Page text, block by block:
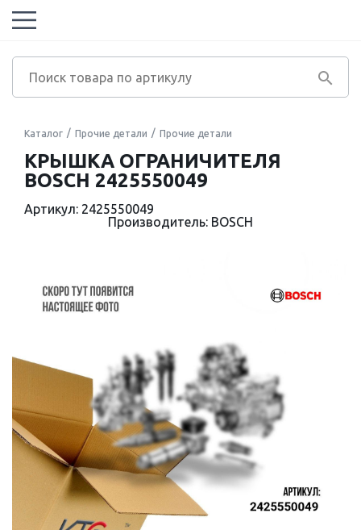
Каталог Прочие детали Прочие детали
КРЫШКА ОГРАНИЧИТЕЛЯ
BOSCH 2425550049
Артикул: 2425550049
Производитель: BOSCH